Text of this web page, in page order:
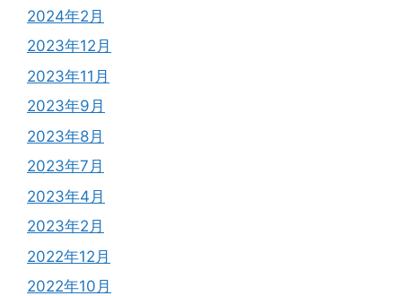
2024年2月
2023年12月
2023年11月
2023年9月
2023年8月
2023年7月
2023年4月
2023年2月
2022年12月
2022年10月